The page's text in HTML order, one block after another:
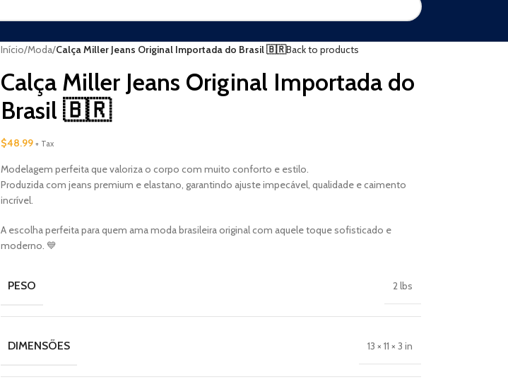
Início/Moda/Calça Miller Jeans Original Importada do Brasil 🇧🇷Back to products
Calça Miller Jeans Original Importada do
Brasil 🇧🇷
$48.99 + Tax
Modelagem perfeita que valoriza o corpo com muito conforto e estilo.
Produzida com jeans premium e elastano, garantindo ajuste impecável, qualidade e caimento
incrível.
A escolha perfeita para quem ama moda brasileira original com aquele toque sofisticado e
moderno. 💙
PESO 2 lbs
DIMENSÕES 13 × 11 × 3 in